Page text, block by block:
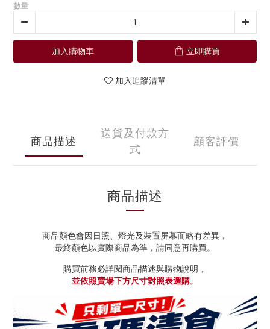
數量
加入購物車 立即購買
加入追蹤清單
商品描述
送貨及付款方
式
顧客評價
商品描述
商品顏色會因日照、燈光及裝置屏幕而略有差異，
最終顏色以實際商品為準，請同意再購買。
購買前務必詳閱商品描述與購物說明，
並依照賣場下方尺寸對照表選購。